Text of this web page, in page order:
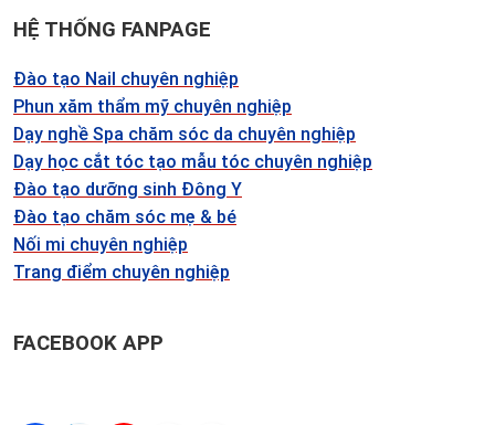
HỆ THỐNG FANPAGE
Đào tạo Nail chuyên nghiệp
Phun xăm thẩm mỹ chuyên nghiệp
Dạy nghề Spa chăm sóc da chuyên nghiệp
Dạy học cắt tóc tạo mẫu tóc chuyên nghiệp
Đào tạo dưỡng sinh Đông Y
Đào tạo chăm sóc mẹ & bé
Nối mi chuyên nghiệp
Trang điểm chuyên nghiệp
FACEBOOK APP